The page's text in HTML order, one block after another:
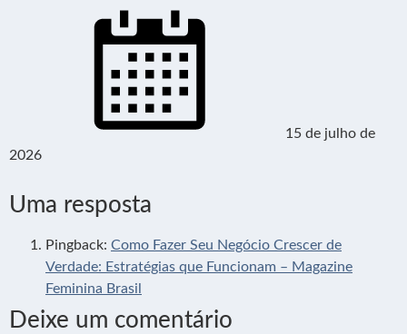
15 de julho de
2026
Uma resposta
Pingback: Como Fazer Seu Negócio Crescer de
Verdade: Estratégias que Funcionam – Magazine
Feminina Brasil
Deixe um comentário